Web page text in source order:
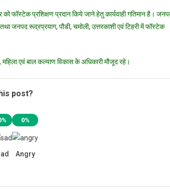
फॉस्टेक प्रशिक्षण प्रदान किये जाने हेतु कार्यवाही गतिमान है।
जनपद रूद्रप्रयाग, पौडी, चमोली, उत्तरकाशी एवं टिहरी में फॉस्टेक
एवं बाल कल्याण विकास के अधिकारी मौजूद रहे।
post?
0%
Angry